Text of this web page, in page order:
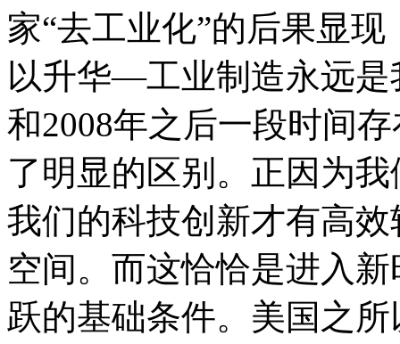
家“去工业化”的后果显
以升华—工业制造永远是
和2008年之后一段时间
了明显的区别。正因为
我们的科技创新才有高
空间。而这恰恰是进入
跃的基础条件。美国之